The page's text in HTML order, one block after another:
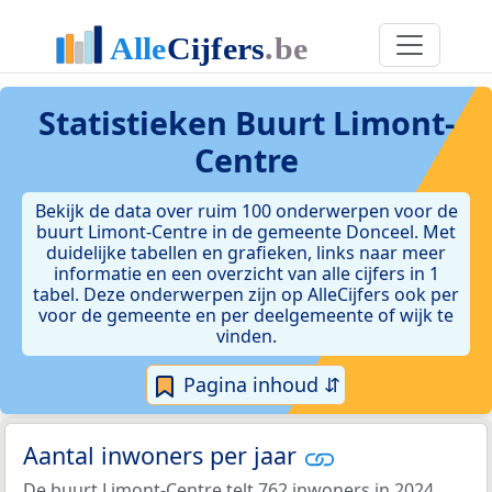
Statistieken Buurt Limont-
Centre
Bekijk de data over ruim 100 onderwerpen voor de
buurt Limont-Centre in de gemeente Donceel. Met
duidelijke tabellen en grafieken, links naar meer
informatie en een overzicht van alle cijfers in 1
tabel. Deze onderwerpen zijn op AlleCijfers ook per
voor de gemeente en per deelgemeente of wijk te
vinden.
Pagina inhoud ⇵
Aantal inwoners per jaar